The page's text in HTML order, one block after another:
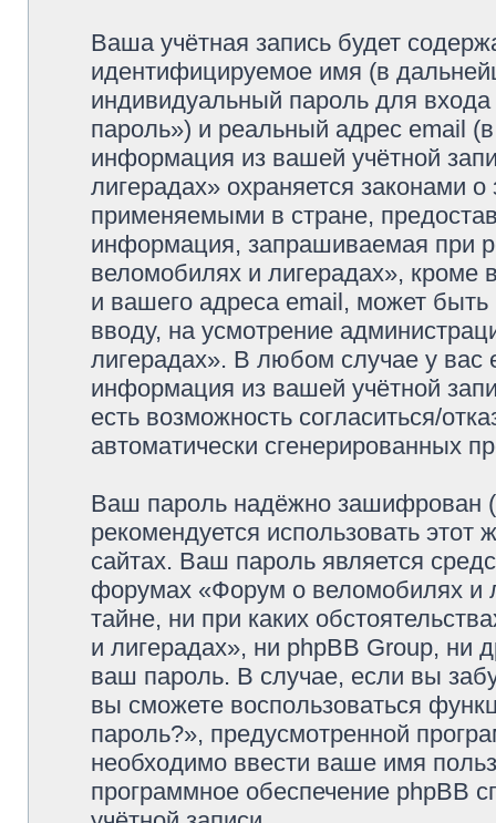
Ваша учётная запись будет
идентифицируемое имя (в
индивидуальный пароль для
пароль») и реальный адрес email
информация из вашей учётной
лигерадах» охраняется законами
применяемыми в стране,
информация, запрашиваемая при
веломобилях и лигерадах», кроме
и вашего адреса email, может быть
вводу, на усмотрение
лигерадах». В любом случае у вас
информация из вашей учётной
есть возможность согласиться/
автоматически сгенерированных
Ваш пароль надёжно зашифрован
рекомендуется использовать этот
сайтах. Ваш пароль является
форумах «Форум о веломобилях и
тайне, ни при каких
и лигерадах», ни phpBB Group, ни
ваш пароль. В случае, если вы
вы сможете воспользоваться
пароль?», предусмотренной
необходимо ввести ваше имя
программное обеспечение phpBB